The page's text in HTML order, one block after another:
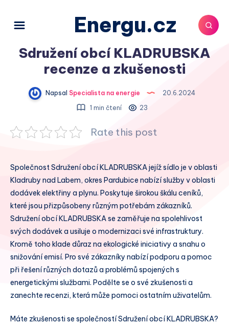
Energu.cz
Sdružení obcí KLADRUBSKA
recenze a zkušenosti
Napsal Specialista na energie
20.6.2024
1 min čtení
23
Rate this post
Společnost Sdružení obcí KLADRUBSKA jejíž sídlo je v oblasti
Kladruby nad Labem, okres Pardubice nabízí služby v oblasti
dodávek elektřiny a plynu. Poskytuje širokou škálu ceníků,
které jsou přizpůsobeny různým potřebám zákazníků.
Sdružení obcí KLADRUBSKA se zaměřuje na spolehlivost
svých dodávek a usiluje o modernizaci své infrastruktury.
Kromě toho klade důraz na ekologické iniciativy a snahu o
snižování emisí. Pro své zákazníky nabízí podporu a pomoc
při řešení různých dotazů a problémů spojených s
energetickými službami. Podělte se o své zkušenosti a
zanechte recenzi, která může pomoci ostatním uživatelům.
Máte zkušenosti se společností Sdružení obcí KLADRUBSKA?